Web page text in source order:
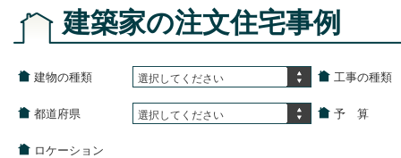
建築家の注文住宅事例
建物の種類 選択してください 工事の種類
都道府県 選択してください 予 算
ロケーション